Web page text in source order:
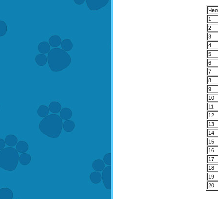
1
2
3
4
5
6
7
8
9
10
11
12
13
14
15
16
17
18
19
20